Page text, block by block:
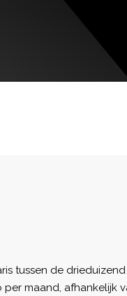
tussen de
maand, afhankelijk